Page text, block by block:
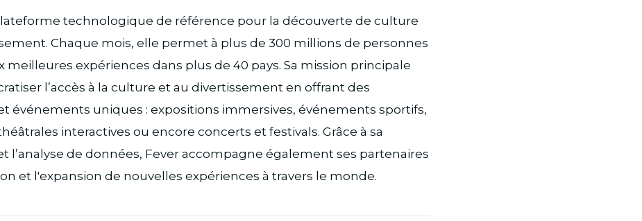
technologique de référence pour la découverte de culture
Chaque mois, elle permet à plus de 300 millions de personnes
meilleures expériences dans plus de 40 pays. Sa mission principale
l’accès à la culture et au divertissement en offrant des
événements uniques : expositions immersives, événements sportifs,
interactives ou encore concerts et festivals. Grâce à sa
l’analyse de données, Fever accompagne également ses partenaires
et l'expansion de nouvelles expériences à travers le monde.